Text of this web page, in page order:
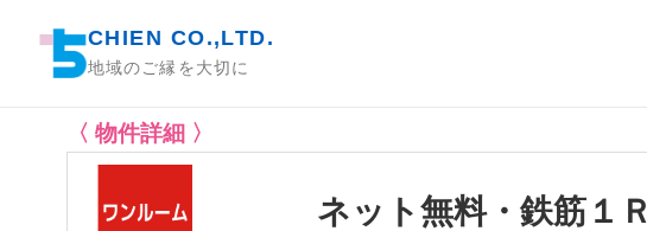
CHIEN CO.,LTD.
地域のご縁を大切に
〈 物件詳細 〉
ネット無料・鉄筋１Ｒ